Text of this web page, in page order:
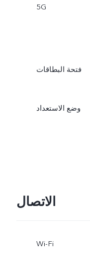
5G
فتحة البطاقات
وضع الاستعداد
الاتصال
Wi-Fi